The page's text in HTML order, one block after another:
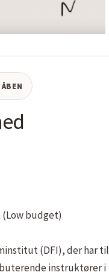
(Low budget)
(DFI), der har til
instruktører i